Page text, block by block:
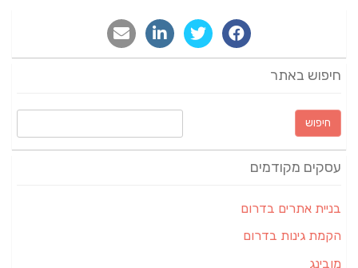
חיפוש באתר
חיפוש:
עסקים מקודמים
בניית אתרים בדרום
הקמת גינות בדרום
מובינג